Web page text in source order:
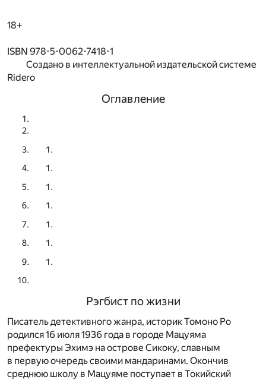
18+
ISBN 978-5-0062-7418-1
Создано в интеллектуальной издательской системе
Ridero
Оглавление
Рэгбист по жизни
Писатель детективного жанра, историк Томоно Ро
родился 16 июля 1936 года в городе Мацуяма
префектуры Эхимэ на острове Сикоку, славным
в первую очередь своими мандаринами. Окончив
среднюю школу в Мацуяме поступает в Токийский